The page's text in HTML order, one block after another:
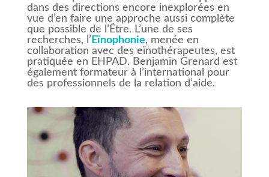
dans des directions encore inexplorées en
vue d’en faire une approche aussi complète
que possible de l’Être. L’une de ses
recherches, l’ Eïnophonie, menée en
collaboration avec des eïnothérapeutes, est
pratiquée en EHPAD. Benjamin Grenard est
également formateur à l’international pour
des professionnels de la relation d’aide.